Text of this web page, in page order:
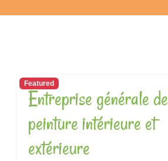
Featured
Entreprise générale de
peinture intérieure et
extérieure